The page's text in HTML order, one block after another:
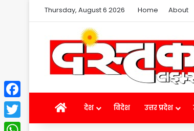
Thursday, August 6 2026 Home About
Homeदेश विदेश उत्तर प्रदेश
Facebook
Twitter